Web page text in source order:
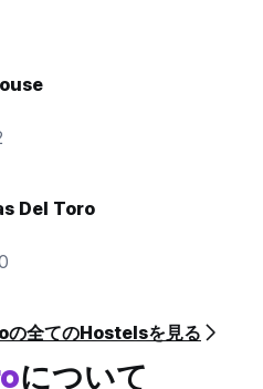
Del Toro
全てのHostelsを見る
について